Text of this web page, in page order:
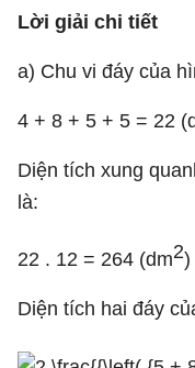
Lời giải chi tiết
a) Chu vi đáy của
4 + 8 + 5 + 5 = 22
Diện tích xung
là:
22 . 12 = 264 (dm2)
Diện tích hai đáy